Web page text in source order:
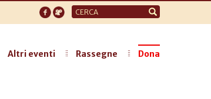
Form
di
Altri eventi Rassegne Dona